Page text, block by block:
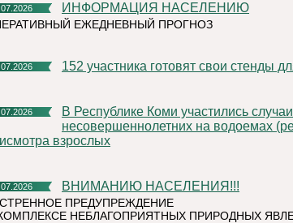
ИНФОРМАЦИЯ НАСЕЛЕНИЮ
ЕЖЕДНЕВНЫЙ ПРОГНОЗ
152 участника готовят свои стенды
В Республике Коми участились случаи нахождения и купания
несовершеннолетних на водоемах
взрослых
ВНИМАНИЮ НАСЕЛЕНИЯ!!!
ПРЕДУПРЕЖДЕНИЕ
НЕБЛАГОПРИЯТНЫХ ПРИРОДНЫХ